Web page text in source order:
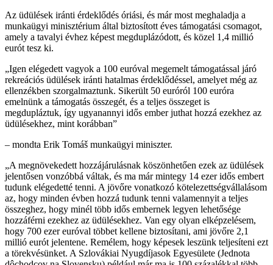
Az üdülések iránti érdeklődés óriási, és már most meghaladja a
munkaügyi minisztérium által biztosított éves támogatási csomagot,
amely a tavalyi évhez képest megduplázódott, és közel 1,4 millió
eurót tesz ki.
„Igen elégedett vagyok a 100 euróval megemelt támogatással járó
rekreációs üdülések iránti hatalmas érdeklődéssel, amelyet még az
ellenzékben szorgalmaztunk. Sikerült 50 euróról 100 euróra
emelnünk a támogatás összegét, és a teljes összeget is
megdupláztuk, így ugyanannyi idős ember juthat hozzá ezekhez az
üdülésekhez, mint korábban”
– mondta Erik Tomáš munkaügyi miniszter.
„A megnövekedett hozzájárulásnak köszönhetően ezek az üdülések
jelentősen vonzóbbá váltak, és ma már mintegy 14 ezer idős embert
tudunk elégedetté tenni. A jövőre vonatkozó kötelezettségvállalásom
az, hogy minden évben hozzá tudunk tenni valamennyit a teljes
összeghez, hogy minél több idős embernek legyen lehetősége
hozzáférni ezekhez az üdülésekhez. Van egy olyan elképzelésem,
hogy 700 ezer euróval többet kellene biztosítani, ami jövőre 2,1
millió eurót jelentene. Remélem, hogy képesek leszünk teljesíteni ezt
a törekvésünket. A Szlovákiai Nyugdíjasok Egyesülete (Jednota